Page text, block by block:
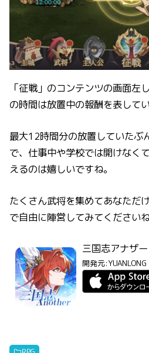
「征戦」のコンテンツの画面左
の時間は放置中の報酬を表してい
最大12時間分の放置していたぶ
で、仕事中や学校では開けなく
えるのは嬉しいですね。
たくさん武将を集めてあなただ
で自由に陣営してみてくださいね
三国志アナザ
開発元: